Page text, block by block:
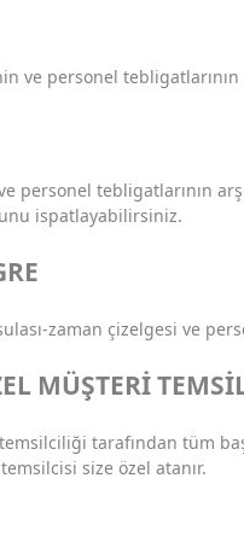
ve personel
personel tebligatlarının
ispatlayabilirsiniz.
zaman çizelgesi ve
MÜŞTERİ
tarafından tüm
size özel atanır.